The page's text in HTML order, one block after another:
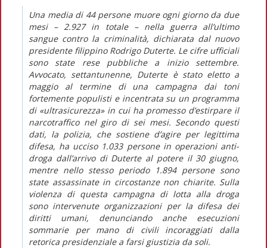
Una media di 44 persone muore ogni giorno da due
mesi – 2.927 in totale – nella guerra all’ultimo
sangue contro la criminalità, dichiarata dal nuovo
presidente filippino Rodrigo Duterte. Le cifre ufficiali
sono state rese pubbliche a inizio settembre.
Avvocato, settantunenne, Duterte è stato eletto a
maggio al termine di una campagna dai toni
fortemente populisti e incentrata su un programma
di «ultrasicurezza» in cui ha promesso d’estirpare il
narcotraffico nel giro di sei mesi. Secondo questi
dati, la polizia, che sostiene d’agire per legittima
difesa, ha ucciso 1.033 persone in operazioni anti-
droga dall’arrivo di Duterte al potere il 30 giugno,
mentre nello stesso periodo 1.894 persone sono
state assassinate in circostanze non chiarite. Sulla
violenza di questa campagna di lotta alla droga
sono intervenute organizzazioni per la difesa dei
diritti umani, denunciando anche esecuzioni
sommarie per mano di civili incoraggiati dalla
retorica presidenziale a farsi giustizia da soli.